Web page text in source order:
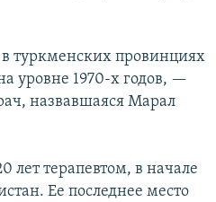
туркменских провинциях
уровне 1970-х годов, —
назвавшаяся Марал
лет терапевтом, в начале
Ее последнее место